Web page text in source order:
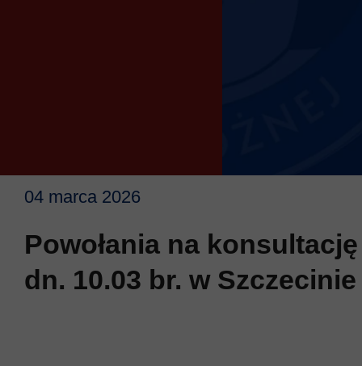
04 marca 2026
Powołania na
dn. 10.03 br. w Szczecinie